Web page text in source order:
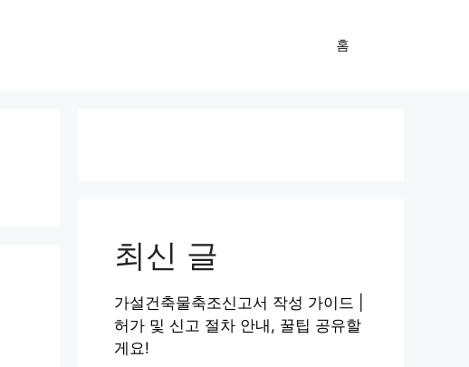
홈
최신 글
가설건축물축조신고서 작성 가이드 |
허가 및 신고 절차 안내, 꿀팁 공유할
게요!